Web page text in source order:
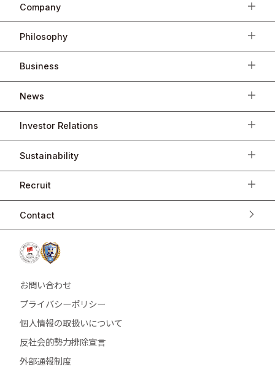
Company
Philosophy
Business
News
Investor Relations
Sustainability
Recruit
Contact
お問い合わせ
プライバシーポリシー
個人情報の取扱いについて
反社会的勢力排除宣言
外部通報制度